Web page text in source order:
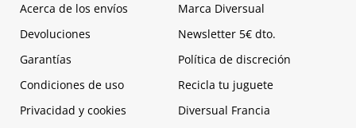
Acerca de los envíos
Devoluciones
Garantías
Condiciones de uso
Privacidad y cookies
Marca Diversual
Newsletter 5€ dto.
Política de discreción
Recicla tu juguete
Diversual Francia